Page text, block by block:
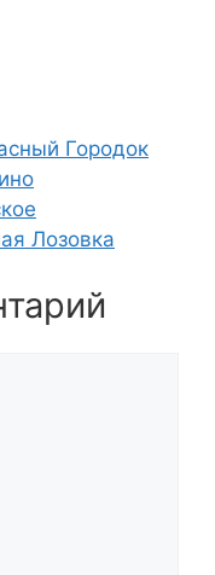
Городок
Лозовка